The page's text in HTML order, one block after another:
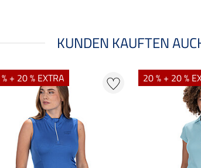
KUNDEN KAUFTEN
+ 20 % EXTRA 20 % + 20 %